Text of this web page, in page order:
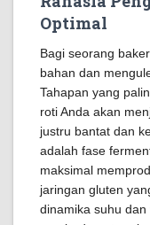
Optimal
Bagi seorang
bahan dan
Tahapan yang
roti Anda akan
justru bantat dan
adalah fase
maksimal
jaringan gluten
dinamika suhu